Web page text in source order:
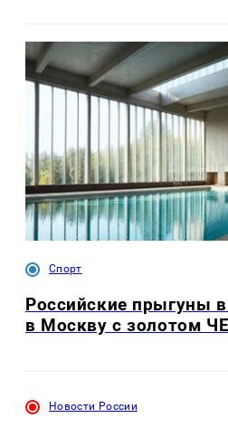
Спорт
Российские прыгуны
в Москву с золотом
Новости России